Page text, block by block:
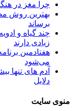
چرا مغز در
بهترین روش
برساند
چند گیاه و
زیادی دارند
هفتادمین
می‌شود
آدم های تنها
دلایل
منوی سایت